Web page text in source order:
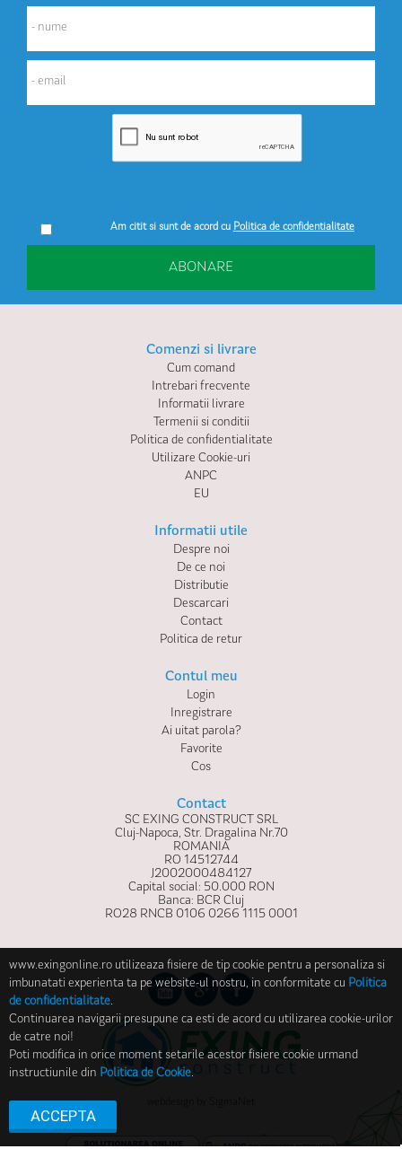
Am citit si sunt de acord cu Politica de confidentialitate
ABONARE
Comenzi si livrare
Cum comand
Intrebari frecvente
Informatii livrare
Termenii si conditii
Politica de confidentialitate
Utilizare Cookie-uri
ANPC
EU
Informatii utile
Despre noi
De ce noi
Distributie
Descarcari
Contact
Politica de retur
Contul meu
Login
Inregistrare
Ai uitat parola?
Favorite
Cos
Contact
SC EXING CONSTRUCT SRL
Cluj-Napoca, Str. Dragalina Nr.70
ROMANIA
RO 14512744
J2002000484127
Capital social: 50.000 RON
Banca: BCR Cluj
RO28 RNCB 0106 0266 1115 0001
www.exingonline.ro utilizeaza fisiere de tip cookie pentru a personaliza si
imbunatati experienta ta pe website-ul nostru, in conformitate cu Politica
de confidentialitate.
Continuarea navigarii presupune ca esti de acord cu utilizarea cookie-urilor
de catre noi!
Poti modifica in orice moment setarile acestor fisiere cookie urmand
instructiunile din Politica de Cookie.
ACCEPTA